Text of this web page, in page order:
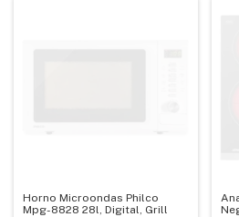
Horno Microondas Philco
Mpg-8828 28l, Digital, Grill